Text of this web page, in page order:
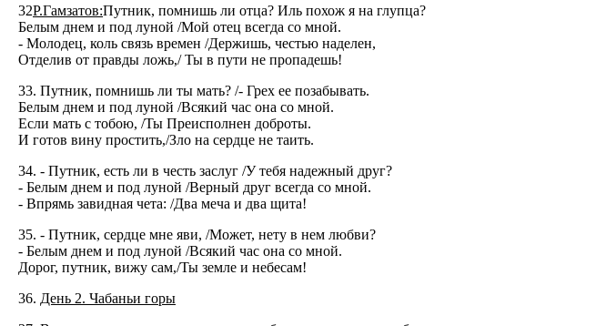
32Р.Гамзатов:Путник, помнишь ли отца? Иль похож я на глупца?
Белым днем и под луной /Мой отец всегда со мной.
- Молодец, коль связь времен /Держишь, честью наделен,
Отделив от правды ложь,/ Ты в пути не пропадешь!
33. Путник, помнишь ли ты мать? /- Грех ее позабывать.
Белым днем и под луной /Всякий час она со мной.
Если мать с тобою, /Ты Преисполнен доброты.
И готов вину простить,/Зло на сердце не таить.
34. - Путник, есть ли в честь заслуг /У тебя надежный друг?
- Белым днем и под луной /Верный друг всегда со мной.
- Впрямь завидная чета: /Два меча и два щита!
35. - Путник, сердце мне яви, /Может, нету в нем любви?
- Белым днем и под луной /Всякий час она со мной.
Дорог, путник, вижу сам,/Ты земле и небесам!
36. День 2. Чабаньи горы